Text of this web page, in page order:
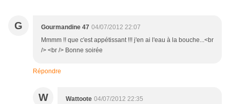
G Gourmandine 47 04/07/2012 22:07
Mmmm !! que c'est appétissant !!! j'en ai l'eau à la bouche...<br
/> <br /> Bonne soirée
Répondre
W Wattoote 04/07/2012 22:35